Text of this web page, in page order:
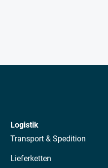
Logistik
Transport & Spedition
Lieferketten